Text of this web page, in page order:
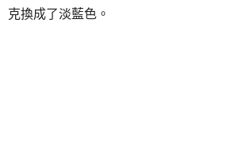
克換成了淡藍色。